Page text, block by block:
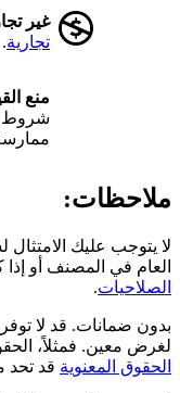
غير
تجارية.
منع
شروط
ملاحظات:
لا يتوجب عليك
العام في المصنف أو
الصلاحيات.
بدون ضمانات. قد لا
لغرض معين. فمثلاً،
الحقوق المعنوية قد تحد